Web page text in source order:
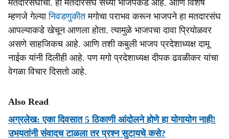
मतदारसंघाचा. हा मतदारसंघ सध्या भाजपकडे आहे. आणि विशेष
म्हणजे गेल्यानिवडणुकीतमगोचा पराभव करून भाजपने हा मतदारसंघ
आपल्याकडे खेचून आणला होता. त्यामुळे भाजपचा दावा प्रियोळवर
असणे साहजिकच आहे. आणि तशी कबुली भाजप प्रदेशाध्यक्ष दामू
नाईक यांनी दिलीही आहे. पण मगो प्रदेशाध्यक्ष दीपक ढवळीकर यांचा
वेगळा विचार दिसतो आहे.
Also Read
अग्रलेख: एका दिवसात 5 ठिकाणी आंदोलने होणे हा योगायोग नाही!
उभयतांनी संवादच टाळला तर प्रश्‍न सुटायचे कसे?